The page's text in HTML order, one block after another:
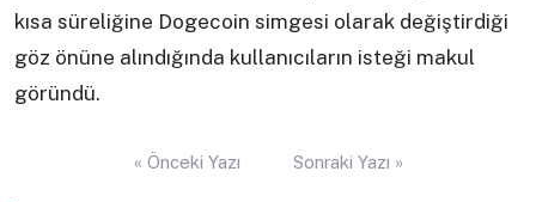
kısa süreliğine Dogecoin simgesi olarak değiştirdiği
göz önüne alındığında kullanıcıların isteği makul
göründü.
« Önceki Yazı Sonraki Yazı »